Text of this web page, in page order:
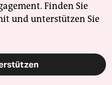
Finden Sie
und unterstützen Sie